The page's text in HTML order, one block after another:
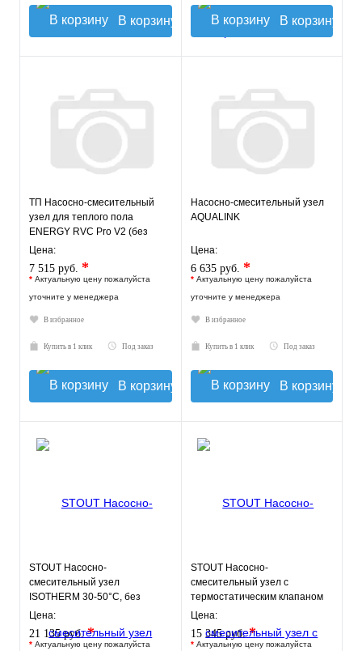
В корзину В корзину
ТП Насосно-смесительный
узел для теплого пола
ENERGY RVC Pro V2 (без
насоса)
Цена:
7 515 руб. *
* Актуальную цену пожалуйста
уточните у менеджера
В избранное
Купить в 1 клик Под заказ
В корзину
Насосно-смесительный узел
AQUALINK
Цена:
6 635 руб. *
* Актуальную цену пожалуйста
уточните у менеджера
В избранное
Купить в 1 клик Под заказ
В корзину
STOUT Насосно-
смесительный узел
ISOTHERM 30-50°C, без
насоса.
Цена:
21 135 руб.*
* Актуальную цену пожалуйста
STOUT Насосно-
смесительный узел с
термостатическим клапаном
20-43°C, с насосом UPSO
Цена:
15 345 руб.*
* Актуальную цену пожалуйста